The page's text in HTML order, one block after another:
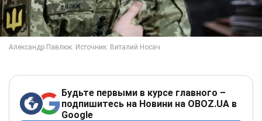
Будьте первыми в курсе главного –
подпишитесь на Новини на OBOZ.UA в
Google